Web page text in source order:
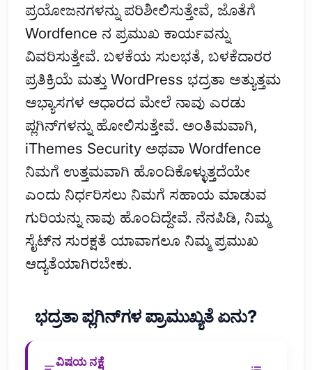
ಪ್ರಯೋಜನಗಳನ್ನು ಪರಿಶೀಲಿಸುತ್ತೇವೆ, ಜೊತೆಗೆ
Wordfence ನ ಪ್ರಮುಖ ಕಾರ್ಯವನ್ನು
ವಿವರಿಸುತ್ತೇವೆ. ಬಳಕೆಯ ಸುಲಭತೆ, ಬಳಕೆದಾರರ
ಪ್ರತಿಕ್ರಿಯೆ ಮತ್ತು WordPress ಭದ್ರತಾ ಅತ್ಯುತ್ತಮ
ಅಭ್ಯಾಸಗಳ ಆಧಾರದ ಮೇಲೆ ನಾವು ಎರಡು
ಪ್ಲಗಿನ್‌ಗಳನ್ನು ಹೋಲಿಸುತ್ತೇವೆ. ಅಂತಿಮವಾಗಿ,
iThemes Security ಅಥವಾ Wordfence
ನಿಮಗೆ ಉತ್ತಮವಾಗಿ ಹೊಂದಿಕೊಳ್ಳುತ್ತದೆಯೇ
ಎಂದು ನಿರ್ಧರಿಸಲು ನಿಮಗೆ ಸಹಾಯ ಮಾಡುವ
ಗುರಿಯನ್ನು ನಾವು ಹೊಂದಿದ್ದೇವೆ. ನೆನಪಿಡಿ, ನಿಮ್ಮ
ಸೈಟ್‌ನ ಸುರಕ್ಷತೆ ಯಾವಾಗಲೂ ನಿಮ್ಮ ಪ್ರಮುಖ
ಆದ್ಯತೆಯಾಗಿರಬೇಕು.
ಭದ್ರತಾ ಪ್ಲಗಿನ್‌ಗಳ ಪ್ರಾಮುಖ್ಯತೆ ಏನು?
ವಿಷಯ ನಕ್ಷೆ